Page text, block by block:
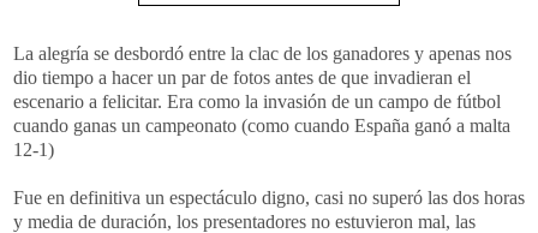
La alegría se desbordó entre la clac de los ganadores y apenas nos
dio tiempo a hacer un par de fotos antes de que invadieran el
escenario a felicitar. Era como la invasión de un campo de fútbol
cuando ganas un campeonato (como cuando España ganó a malta
12-1)
Fue en definitiva un espectáculo digno, casi no superó las dos horas
y media de duración, los presentadores no estuvieron mal, las